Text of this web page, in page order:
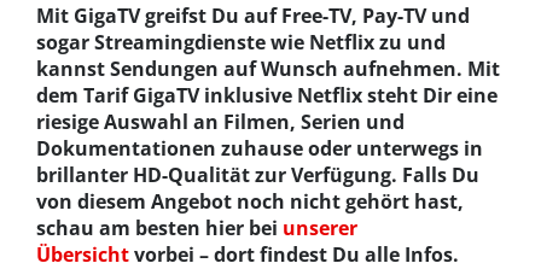
Mit GigaTV greifst Du auf Free-TV, Pay-TV und
sogar Streamingdienste wie Netflix zu und
kannst Sendungen auf Wunsch aufnehmen. Mit
dem Tarif GigaTV inklusive Netflix steht Dir eine
riesige Auswahl an Filmen, Serien und
Dokumentationen zuhause oder unterwegs in
brillanter HD-Qualität zur Verfügung. Falls Du
von diesem Angebot noch nicht gehört hast,
schau am besten hier bei unserer
Übersichtvorbei – dort findest Du alle Infos.